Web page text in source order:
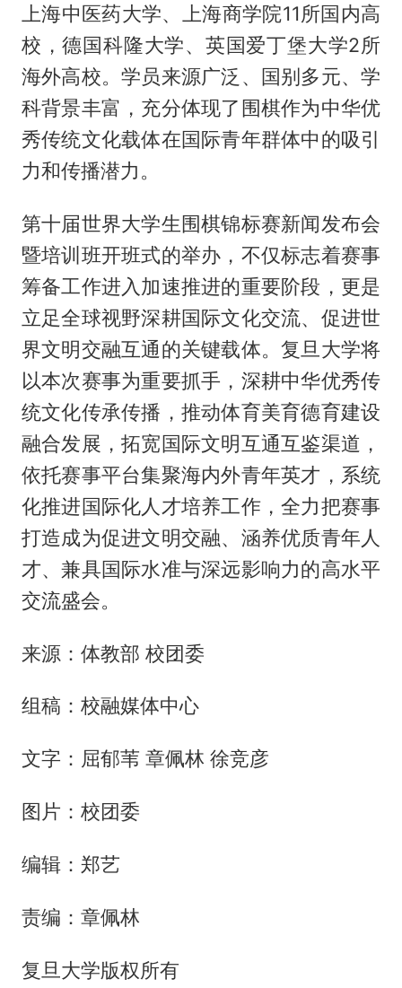
上海中医药大学、上海商学院11所国内高
校，德国科隆大学、英国爱丁堡大学2所
海外高校。学员来源广泛、国别多元、学
科背景丰富，充分体现了围棋作为中华优
秀传统文化载体在国际青年群体中的吸引
力和传播潜力。
第十届世界大学生围棋锦标赛新闻发布会
暨培训班开班式的举办，不仅标志着赛事
筹备工作进入加速推进的重要阶段，更是
立足全球视野深耕国际文化交流、促进世
界文明交融互通的关键载体。复旦大学将
以本次赛事为重要抓手，深耕中华优秀传
统文化传承传播，推动体育美育德育建设
融合发展，拓宽国际文明互通互鉴渠道，
依托赛事平台集聚海内外青年英才，系统
化推进国际化人才培养工作，全力把赛事
打造成为促进文明交融、涵养优质青年人
才、兼具国际水准与深远影响力的高水平
交流盛会。
来源：体教部 校团委
组稿：校融媒体中心
文字：屈郁苇 章佩林 徐竞彦
图片：校团委
编辑：郑艺
责编：章佩林
复旦大学版权所有